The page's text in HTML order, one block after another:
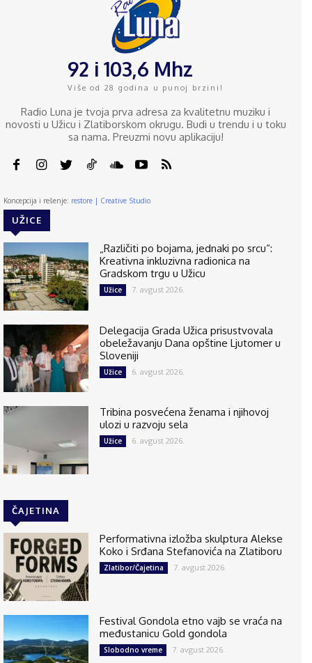
92 i 103,6 Mhz
Više od 28 godina u punoj brzini!
Radio Luna je tvoja prva adresa za kvalitetnu muziku i
novosti u Užicu i Zlatiborskom okrugu. Budi u trendu i u toku
sa nama. Preuzmi novu aplikaciju!
Koncepcija i rešenje: restore | Creative Studio
UŽICE
„Različiti po bojama, jednaki po srcu“:
Kreativna inkluzivna radionica na
Gradskom trgu u Užicu
Užice 7. avgust 2026.
Delegacija Grada Užica prisustvovala
obeležavanju Dana opštine Ljutomer u
Sloveniji
Užice 6. avgust 2026.
Tribina posvećena ženama i njihovoj
ulozi u razvoju sela
Užice 6. avgust 2026.
ČAJETINA
Performativna izložba skulptura Alekse
Koko i Srđana Stefanovića na Zlatiboru
Zlatibor/Čajetina 7. avgust 2026.
Festival Gondola etno vajb se vraća na
međustanicu Gold gondola
Slobodno vreme 7. avgust 2026.